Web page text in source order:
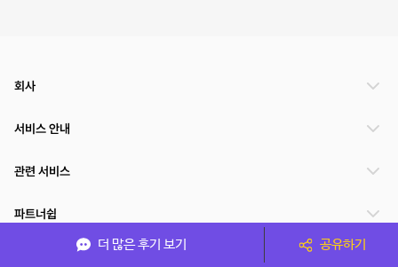
더 많은 후기 보기 공유하기
회사
서비스 안내
관련 서비스
파트너쉽
서비스 제공 국가